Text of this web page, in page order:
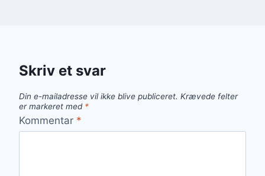
Skriv et svar
Din e-mailadresse vil ikke blive publiceret. Krævede felter
er markeret med *
Kommentar *